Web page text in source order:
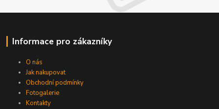
Informace pro zákazníky
O nás
Jak nakupovat
Obchodní podmínky
Fotogalerie
Kontakty